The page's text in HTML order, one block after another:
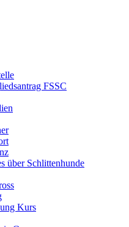
FSSC
über Schlittenhunde
Kurs